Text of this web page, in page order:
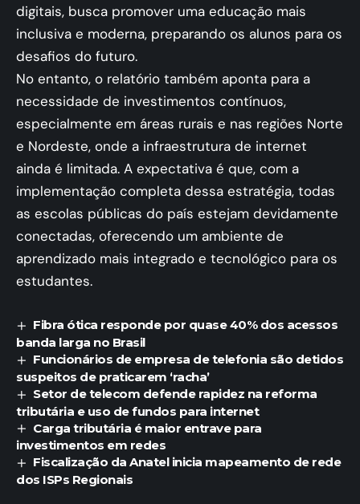
digitais, busca promover uma educação mais
inclusiva e moderna, preparando os alunos para os
desafios do futuro.
No entanto, o relatório também aponta para a
necessidade de investimentos contínuos,
especialmente em áreas rurais e nas regiões Norte
e Nordeste, onde a infraestrutura de internet
ainda é limitada. A expectativa é que, com a
implementação completa dessa estratégia, todas
as escolas públicas do país estejam devidamente
conectadas, oferecendo um ambiente de
aprendizado mais integrado e tecnológico para os
estudantes.
Fibra ótica responde por quase 40% dos acessos
banda larga no Brasil
Funcionários de empresa de telefonia são detidos
suspeitos de praticarem ‘racha’
Setor de telecom defende rapidez na reforma
tributária e uso de fundos para internet
Carga tributária é maior entrave para
investimentos em redes
Fiscalização da Anatel inicia mapeamento de rede
dos ISPs Regionais